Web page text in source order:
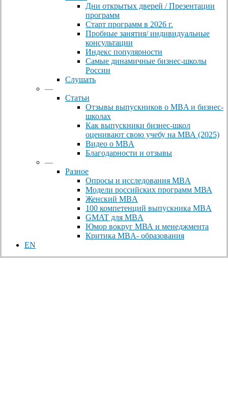
Дни открытых дверей / Презентации
программ
Старт программ в 2026 г.
Пробные занятия/ индивидуальные
консультации
Индекс популярности
Самые динамичные бизнес-школы
России
Слушать
—
Статьи
Отзывы выпускников о MBA и бизнес-
школах
Как выпускники бизнес-школ
оценивают свою учебу на МВА (2025)
Видео о MBA
Благодарности и отзывы
—
Разное
Опросы и исследования MBA
Модели российских программ МВА
Женский MBA
100 компетенций выпускника MBA
GMAT для MBA
Юмор вокруг МВА и менеджмента
Критика MBA- образования
EN